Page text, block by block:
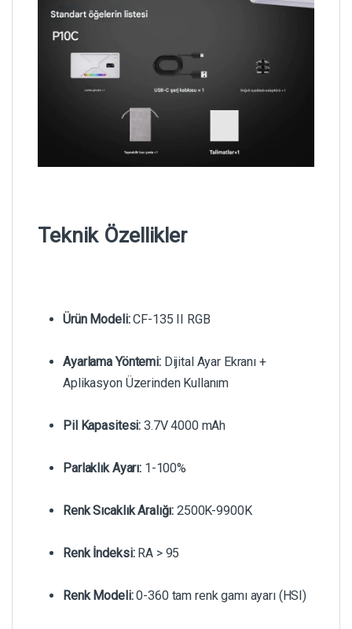
Teknik Özellikler
Ürün Modeli:CF-135 II RGB
Ayarlama Yöntemi:Dijital Ayar Ekranı +
Aplikasyon Üzerinden Kullanım
Pil Kapasitesi: 3.7V 4000 mAh
Parlaklık Ayarı:1-100%
Renk Sıcaklık Aralığı: 2500K-9900K
Renk İndeksi:RA > 95
Renk Modeli:0-360 tam renk gamı ayarı (HSI)